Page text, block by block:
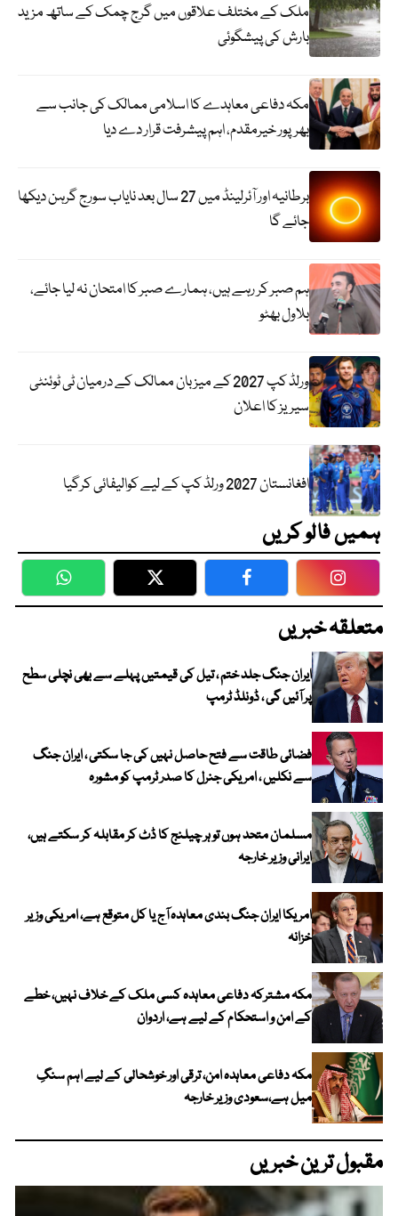
ملک کے مختلف علاقوں میں گرج چمک کے ساتھ مزید
بارش کی پیشگوئی
مکہ دفاعی معاہدے کا اسلامی ممالک کی جانب سے
بھرپور خیرمقدم، اہم پیشرفت قرار دے دیا
برطانیہ اور آئرلینڈ میں 27 سال بعد نایاب سورج گرہن دیکھا
جائے گا
ہم صبر کر رہے ہیں، ہمارے صبر کا امتحان نہ لیا جائے،
بلاول بھٹو
ورلڈ کپ 2027 کے میزبان ممالک کے درمیان ٹی ٹوئنٹی
سیریز کا اعلان
افغانستان 2027 ورلڈ کپ کے لیے کوالیفائی کرگیا
ہمیں فالو کریں
WhatsApp Twitter Facebook
متعلقہ خبریں
ایران جنگ جلد ختم ، تیل کی قیمتیں پہلے سے بھی نچلی سطح
پر آئیں گی ، ڈونلڈ ٹرمپ
فضائی طاقت سے فتح حاصل نہیں کی جا سکتی ، ایران جنگ
سے نکلیں ، امریکی جنرل کا صدر ٹرمپ کو مشورہ
مسلمان متحد ہوں تو ہر چیلنج کا ڈٹ کر مقابلہ کر سکتے ہیں،
ایرانی وزیر خارجہ
امریکا ایران جنگ بندی معاہدہ آج یا کل متوقع ہے، امریکی وزیر
خزانہ
مکہ مشترکہ دفاعی معاہدہ کسی ملک کے خلاف نہیں، خطے
کے امن و استحکام کے لیے ہے، اردوان
مکہ دفاعی معاہدہ امن، ترقی اور خوشحالی کے لیے اہم سنگِ
میل ہے،سعودی وزیر خارجہ
مقبول ترین خبریں